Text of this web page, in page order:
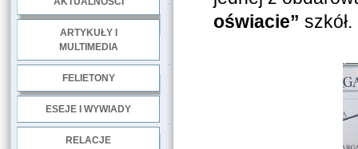
ARTYKUŁY I
MULTIMEDIA
FELIETONY
ESEJE I WYWIADY
RELACJE
oświacie”